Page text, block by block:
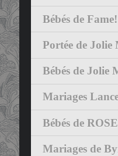
Bébés de
Portée de Jolie
Bébés de Jolie
Mariages
Bébés de ROSE
Mariages de